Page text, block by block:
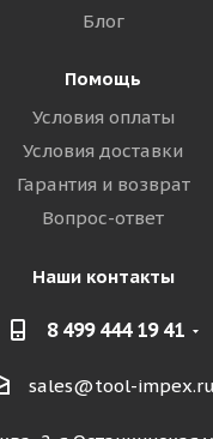
Блог
Помощь
Условия оплаты
Условия доставки
Гарантия и возврат
Вопрос-ответ
Наши контакты
8 499 444 19 41
sales@tool-impex.ru